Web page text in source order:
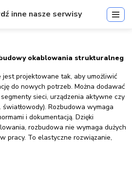
okablowania strukturalneg
projektowane tak, aby umożliwić
do nowych potrzeb. Można dodawać
sieci, urządzenia aktywne czy
Rozbudowa wymaga
i dokumentacją. Dzięki
rozbudowa nie wymaga dużych
pracy. To elastyczne rozwiązanie,
inne nasze serwisy